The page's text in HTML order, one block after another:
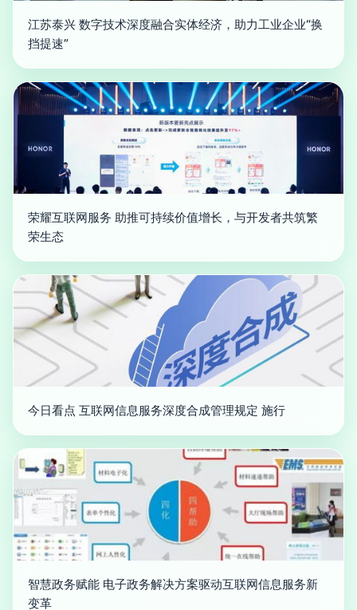
江苏泰兴 数字技术深度融合实体经济，助力工业企业“换
挡提速”
荣耀互联网服务 助推可持续价值增长，与开发者共筑繁
荣生态
今日看点 互联网信息服务深度合成管理规定 施行
智慧政务赋能 电子政务解决方案驱动互联网信息服务新
变革